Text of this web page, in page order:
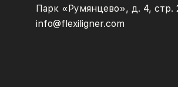
Парк «Румянцево», д. 4, стр.
info@flexiligner.com